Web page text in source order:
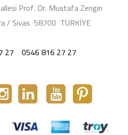
Prof. Dr. Mustafa Zengin
/ Sivas 58700 TÜRKİYE
27 0546 816 27 27